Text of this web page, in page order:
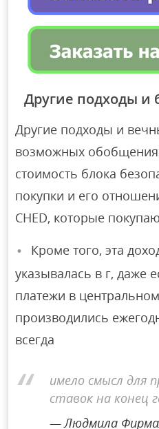
Другие подходы и
Другие подходы и
возможных
стоимость блока
покупки и его
CHED, которые
Кроме того, эта
указывалась в г, даже
платежи в
производились
всегда
имело смысл для
ставок на конец
Людмила